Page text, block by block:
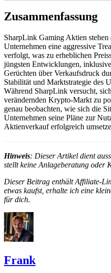
Zusammenfassung
SharpLink Gaming Aktien stehen
Unternehmen eine aggressive
verfolgt, was zu erheblichen
jüngsten Entwicklungen,
Gerüchten über Verkaufsdruck
Stabilität und Marktstrategie des
Während SharpLink versucht,
verändernden Krypto-Markt zu
genau beobachten, wie sich die
Unternehmen seine Pläne zur
Aktienverkauf erfolgreich
Hinweis: Dieser Artikel dient
stellt keine Anlageberatung oder
Dieser Beitrag enthält Affiliate-
etwas kaufst, erhalte ich eine
für dich.
Frank